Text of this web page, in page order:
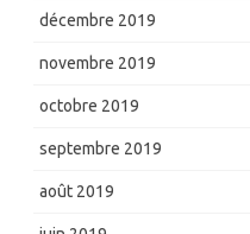
décembre 2019
novembre 2019
octobre 2019
septembre 2019
août 2019